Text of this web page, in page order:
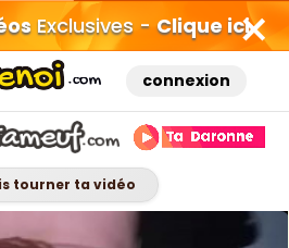
Exclusives - Clique ici
connexion
tourner ta vidéo